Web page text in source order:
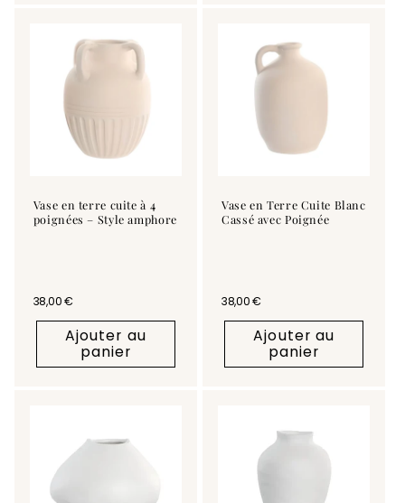
Vase en terre cuite à 4
poignées – Style amphore
Prix habituel
38,00 €
Ajouter au
panier
Vase en Terre Cuite Blanc
Cassé avec Poignée
Prix habituel
38,00 €
Ajouter au
panier